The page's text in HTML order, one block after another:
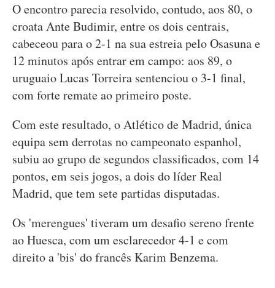
O encontro parecia resolvido, contudo, aos 80, o
croata Ante Budimir, entre os dois centrais,
cabeceou para o 2-1 na sua estreia pelo Osasuna e
12 minutos após entrar em campo: aos 89, o
uruguaio Lucas Torreira sentenciou o 3-1 final,
com forte remate ao primeiro poste.
Com este resultado, o Atlético de Madrid, única
equipa sem derrotas no campeonato espanhol,
subiu ao grupo de segundos classificados, com 14
pontos, em seis jogos, a dois do líder Real
Madrid, que tem sete partidas disputadas.
Os 'merengues' tiveram um desafio sereno frente
ao Huesca, com um esclarecedor 4-1 e com
direito a 'bis' do francês Karim Benzema.